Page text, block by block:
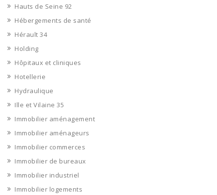
Hauts de Seine 92
Hébergements de santé
Hérault 34
Holding
Hôpitaux et cliniques
Hotellerie
Hydraulique
Ille et Vilaine 35
Immobilier aménagement
Immobilier aménageurs
Immobilier commerces
Immobilier de bureaux
Immobilier industriel
Immobilier logements